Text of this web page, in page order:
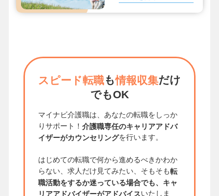
スピード転職も情報収集だけ
でもOK
マイナビ介護職は、あなたの転職をしっか
りサポート！ 介護職専任のキャリアアドバ
イザーがカウンセリングを行います。
はじめての転職で何から進めるべきかわか
らない、求人だけ見てみたい、そもそも転
職活動をするか迷っている場合でも、キャ
リアアドバイザーがアドバイスいたしま